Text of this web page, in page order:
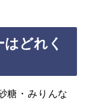
どれく
糖・みりんな